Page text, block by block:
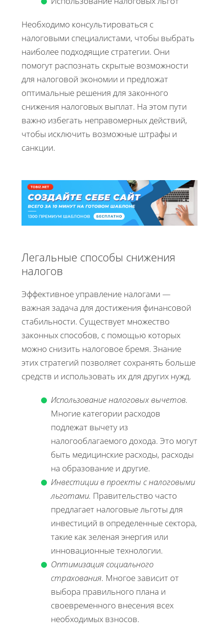
Необходимо консультироваться с
налоговыми специалистами, чтобы выбрать
наиболее подходящие стратегии. Они
помогут распознать скрытые возможности
для налоговой экономии и предложат
оптимальные решения для законного
снижения налоговых выплат. На этом пути
важно избегать неправомерных действий,
чтобы исключить возможные штрафы и
санкции.
Легальные способы снижения
налогов
Эффективное управление налогами —
важная задача для достижения финансовой
стабильности. Существует множество
законных способов, с помощью которых
можно снизить налоговое бремя. Знание
этих стратегий позволяет сохранять больше
средств и использовать их для других нужд.
Использование налоговых вычетов.
Многие категории расходов
подлежат вычету из
налогооблагаемого дохода. Это могут
быть медицинские расходы, расходы
на образование и другие.
Инвестиции в проекты с налоговыми
льготами. Правительство часто
предлагает налоговые льготы для
инвестиций в определенные сектора,
такие как зеленая энергия или
инновационные технологии.
Оптимизация социального
страхования. Многое зависит от
выбора правильного плана и
своевременного внесения всех
необходимых взносов.